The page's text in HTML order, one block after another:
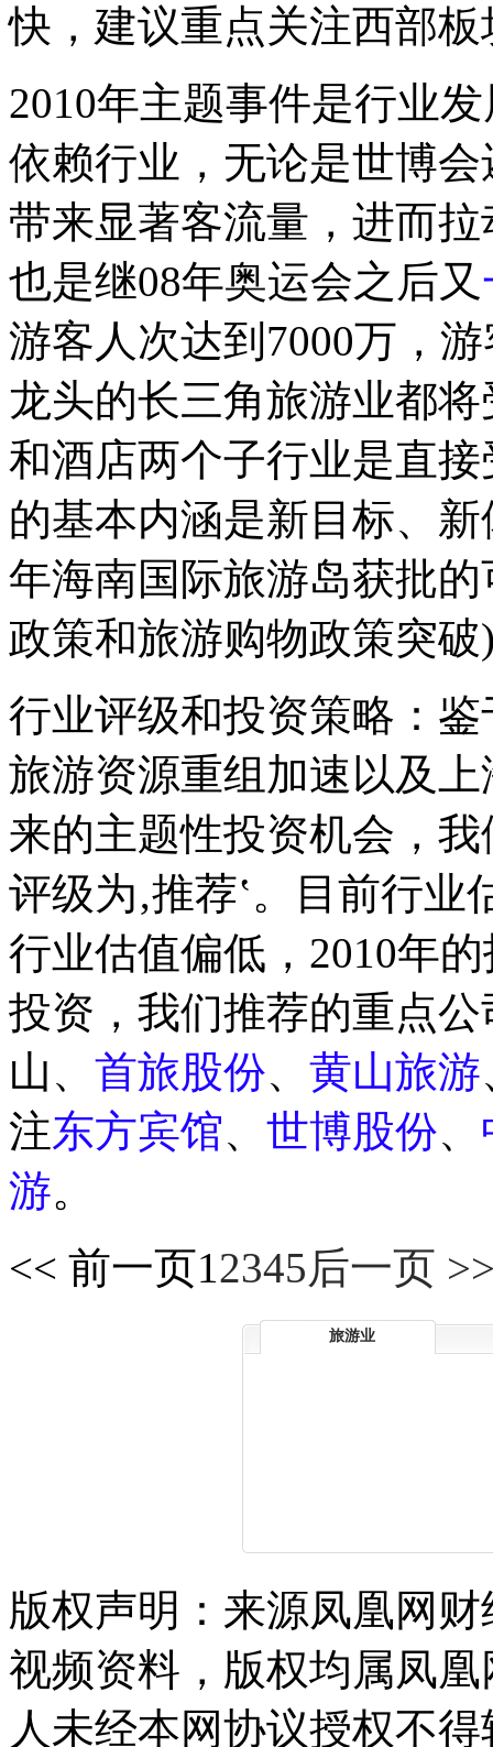
快，建议重点关注西部
2010年主题事件是行业
依赖行业，无论是世博
带来显著客流量，进而
也是继08年奥运会之后又
游客人次达到7000万，
龙头的长三角旅游业都
和酒店两个子行业是直
的基本内涵是新目标、
年海南国际旅游岛获批
政策和旅游购物政策突
行业评级和投资策略：
旅游资源重组加速以及
来的主题性投资机会，
评级为‚推荐‛。目前行
行业估值偏低，2010年
投资，我们推荐的重点
山、 首旅股份、 黄山旅游
注东方宾馆、 世博股份、
游。
<< 前一页12345后一页
旅游业
版权声明：来源凤凰网
视频资料，版权均属凤
人未经本网协议授权不